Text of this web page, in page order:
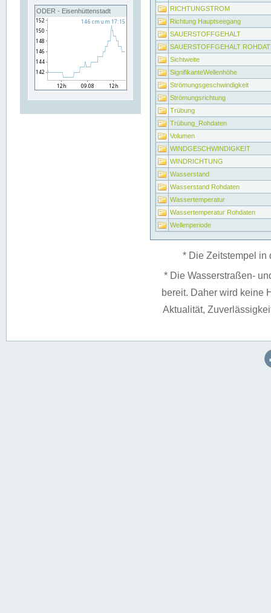
ODER - Eisenhüttenstadt
RICHTUNGSTROM
Richtung Hauptseegang
SAUERSTOFFGEHALT
SAUERSTOFFGEHALT
Sichtweite
SignifikanteWellenhöhe
Strömungsgeschwindigkeit
Strömungsrichtung
Trübung
Trübung_Rohdaten
Volumen
WINDGESCHWINDIGKEIT
WINDRICHTUNG
Wasserstand
Wasserstand Rohdaten
Wassertemperatur
Wassertemperatur Rohdaten
Wellenperiode
* Die Zeitstempel in
* Die Wasserstraßen-
bereit. Daher wird keine
Aktualität,